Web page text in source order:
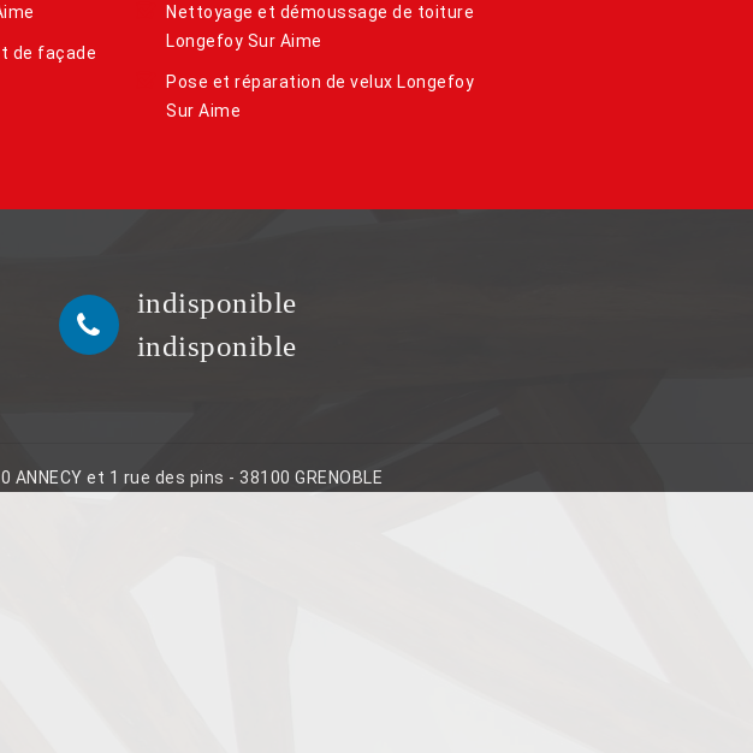
de façade
Nettoyage et démoussage de toiture
Longefoy Sur Aime
Pose et réparation de velux Longefoy
Sur Aime
indisponible
indisponible
et 1 rue des pins - 38100 GRENOBLE